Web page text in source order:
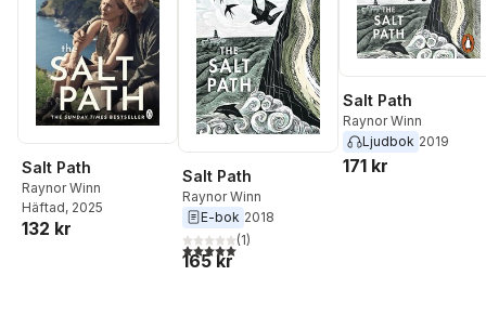
Salt Path
Raynor Winn
Häftad, 2025
132 kr
Salt Path
Raynor Winn
E-bok 2018
5,0utav 5 stjärnor. Totalt antal röster:
(1)
165 kr
Salt Path
Raynor Winn
Ljudbok 2019
171 kr